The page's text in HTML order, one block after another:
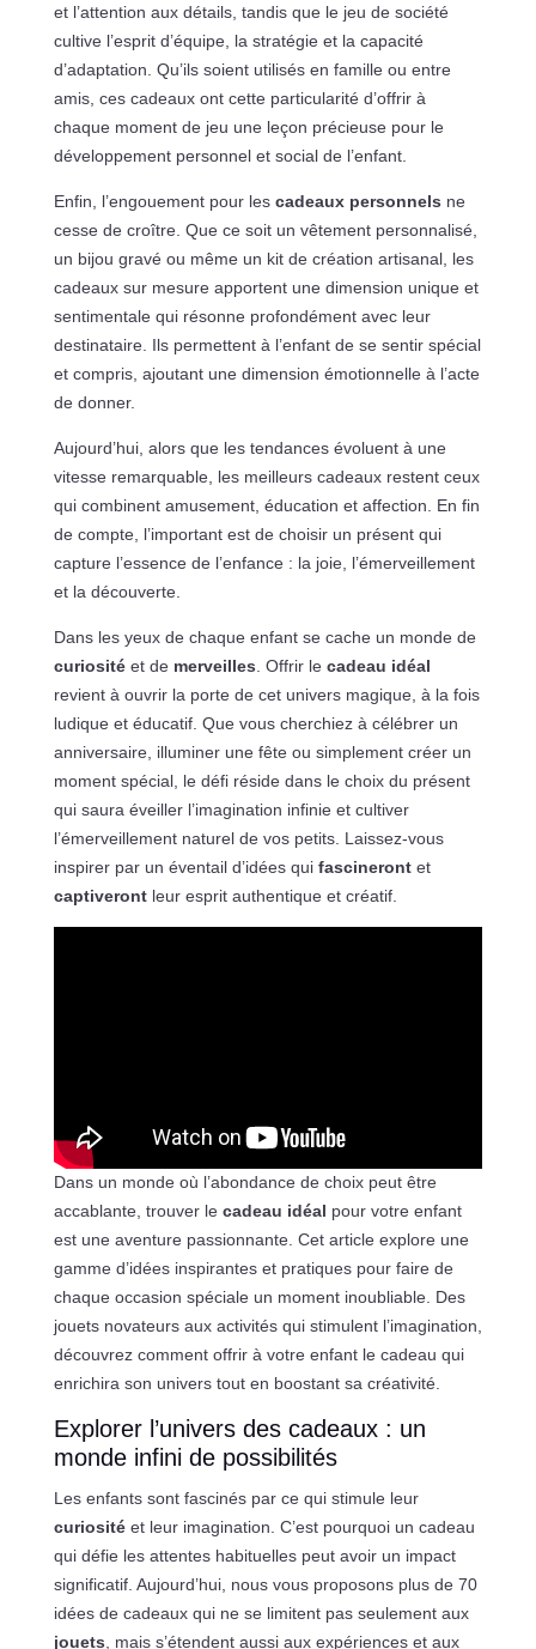
et l’attention aux détails, tandis que le jeu de société
cultive l’esprit d’équipe, la stratégie et la capacité
d’adaptation. Qu’ils soient utilisés en famille ou entre
amis, ces cadeaux ont cette particularité d’offrir à
chaque moment de jeu une leçon précieuse pour le
développement personnel et social de l’enfant.
Enfin, l’engouement pour les cadeaux personnels ne
cesse de croître. Que ce soit un vêtement personnalisé,
un bijou gravé ou même un kit de création artisanal, les
cadeaux sur mesure apportent une dimension unique et
sentimentale qui résonne profondément avec leur
destinataire. Ils permettent à l’enfant de se sentir spécial
et compris, ajoutant une dimension émotionnelle à l’acte
de donner.
Aujourd’hui, alors que les tendances évoluent à une
vitesse remarquable, les meilleurs cadeaux restent ceux
qui combinent amusement, éducation et affection. En fin
de compte, l’important est de choisir un présent qui
capture l’essence de l’enfance : la joie, l’émerveillement
et la découverte.
Dans les yeux de chaque enfant se cache un monde de
curiositéet de merveilles . Offrir le cadeau idéal
revient à ouvrir la porte de cet univers magique, à la fois
ludique et éducatif. Que vous cherchiez à célébrer un
anniversaire, illuminer une fête ou simplement créer un
moment spécial, le défi réside dans le choix du présent
qui saura éveiller l’imagination infinie et cultiver
l’émerveillement naturel de vos petits. Laissez-vous
inspirer par un éventail d’idées qui fascinerontet
captiverontleur esprit authentique et créatif.
Dans un monde où l’abondance de choix peut être
accablante, trouver le cadeau idéal pour votre enfant
est une aventure passionnante. Cet article explore une
gamme d’idées inspirantes et pratiques pour faire de
chaque occasion spéciale un moment inoubliable. Des
jouets novateurs aux activités qui stimulent l’imagination,
découvrez comment offrir à votre enfant le cadeau qui
enrichira son univers tout en boostant sa créativité.
Explorer l’univers des cadeaux : un
monde infini de possibilités
Les enfants sont fascinés par ce qui stimule leur
curiositéet leur imagination. C’est pourquoi un cadeau
qui défie les attentes habituelles peut avoir un impact
significatif. Aujourd’hui, nous vous proposons plus de 70
idées de cadeaux qui ne se limitent pas seulement aux
jouets, mais s’étendent aussi aux expériences et aux